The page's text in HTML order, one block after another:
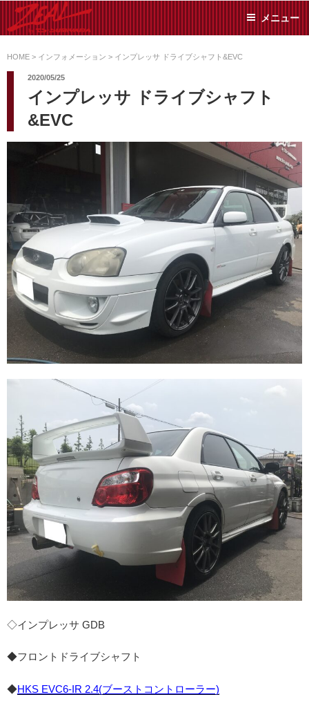
ン
ツ
ッ
SUMIYAMA
た日常メンテから各種チ
ューニングまで、車に関
することならジャンルフ
リーでお任せください!
メニュー
HOME > インフォメーション > インプレッサ ドライブシャフト&EVC
2020/05/25
インプレッサ ドライブシャフト
&EVC
◇インプレッサ GDB
◆フロントドライブシャフト
◆HKS EVC6-IR 2.4(ブーストコントローラー)